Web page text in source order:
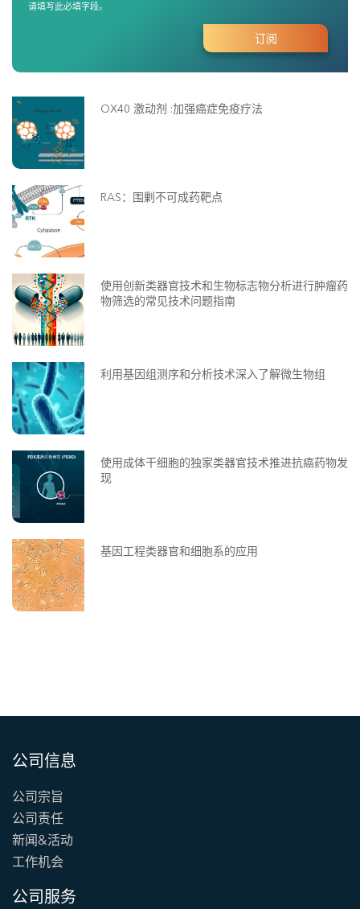
请填写此必填字段。
OX40 激动剂 :加强癌症免疫疗法
RAS：围剿不可成药靶点
使用创新类器官技术和生物标志物分析进行肿瘤药
物筛选的常见技术问题指南
利用基因组测序和分析技术深入了解微生物组
使用成体干细胞的独家类器官技术推进抗癌药物发
现
基因工程类器官和细胞系的应用
公司信息
公司宗旨
公司责任
新闻&活动
工作机会
公司服务